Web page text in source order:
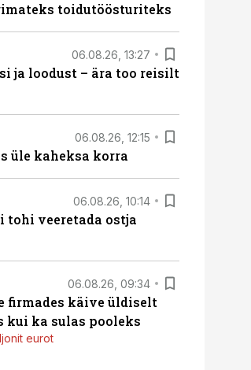
toidutöösturiteks
06.08.26, 13:27
ja loodust – ära too reisilt
06.08.26, 12:15
üle kaheksa korra
06.08.26, 10:14
tohi veeretada ostja
06.08.26, 09:34
firmades käive üldiselt
kui ka sulas pooleks
eurot